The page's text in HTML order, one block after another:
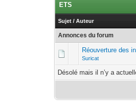
ETS
Sujet /Auteur
Annonces du forum
Réouverture des
Suricat
Désolé mais il n’y a